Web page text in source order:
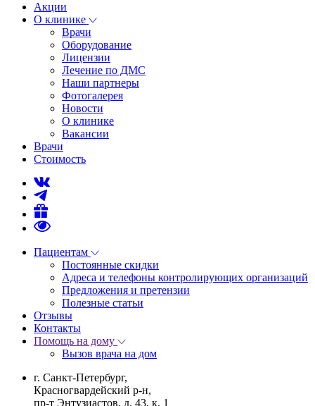
Акции
О клинике
Врачи
Оборудование
Лицензии
Лечение по ДМС
Наши партнеры
Фотогалерея
Новости
О клинике
Вакансии
Врачи
Стоимость
Пациентам
Постоянные скидки
Адреса и телефоны контролирующих организаций
Предложения и претензии
Полезные статьи
Отзывы
Контакты
Помощь на дому
Вызов врача на дом
г. Санкт-Петербург,
Красногвардейский р-н,
пр-т Энтузиастов, д. 43, к. 1